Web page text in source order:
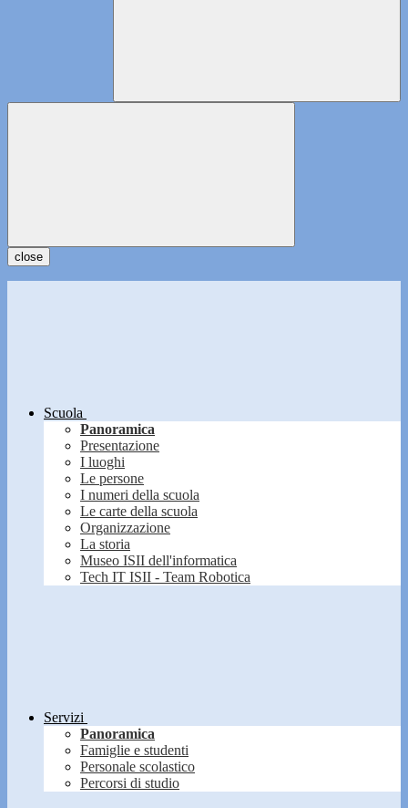
close
Scuola
Panoramica
Presentazione
I luoghi
Le persone
I numeri della scuola
Le carte della scuola
Organizzazione
La storia
Museo ISII dell'informatica
Tech IT ISII - Team Robotica
Servizi
Panoramica
Famiglie e studenti
Personale scolastico
Percorsi di studio